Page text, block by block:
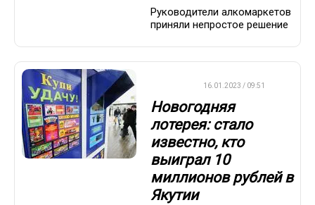
Руководители алкомаркетов
приняли непростое решение
16.01.2023 / 09:51
Новогодняя
лотерея: стало
известно, кто
выиграл 10
миллионов рублей в
Якутии